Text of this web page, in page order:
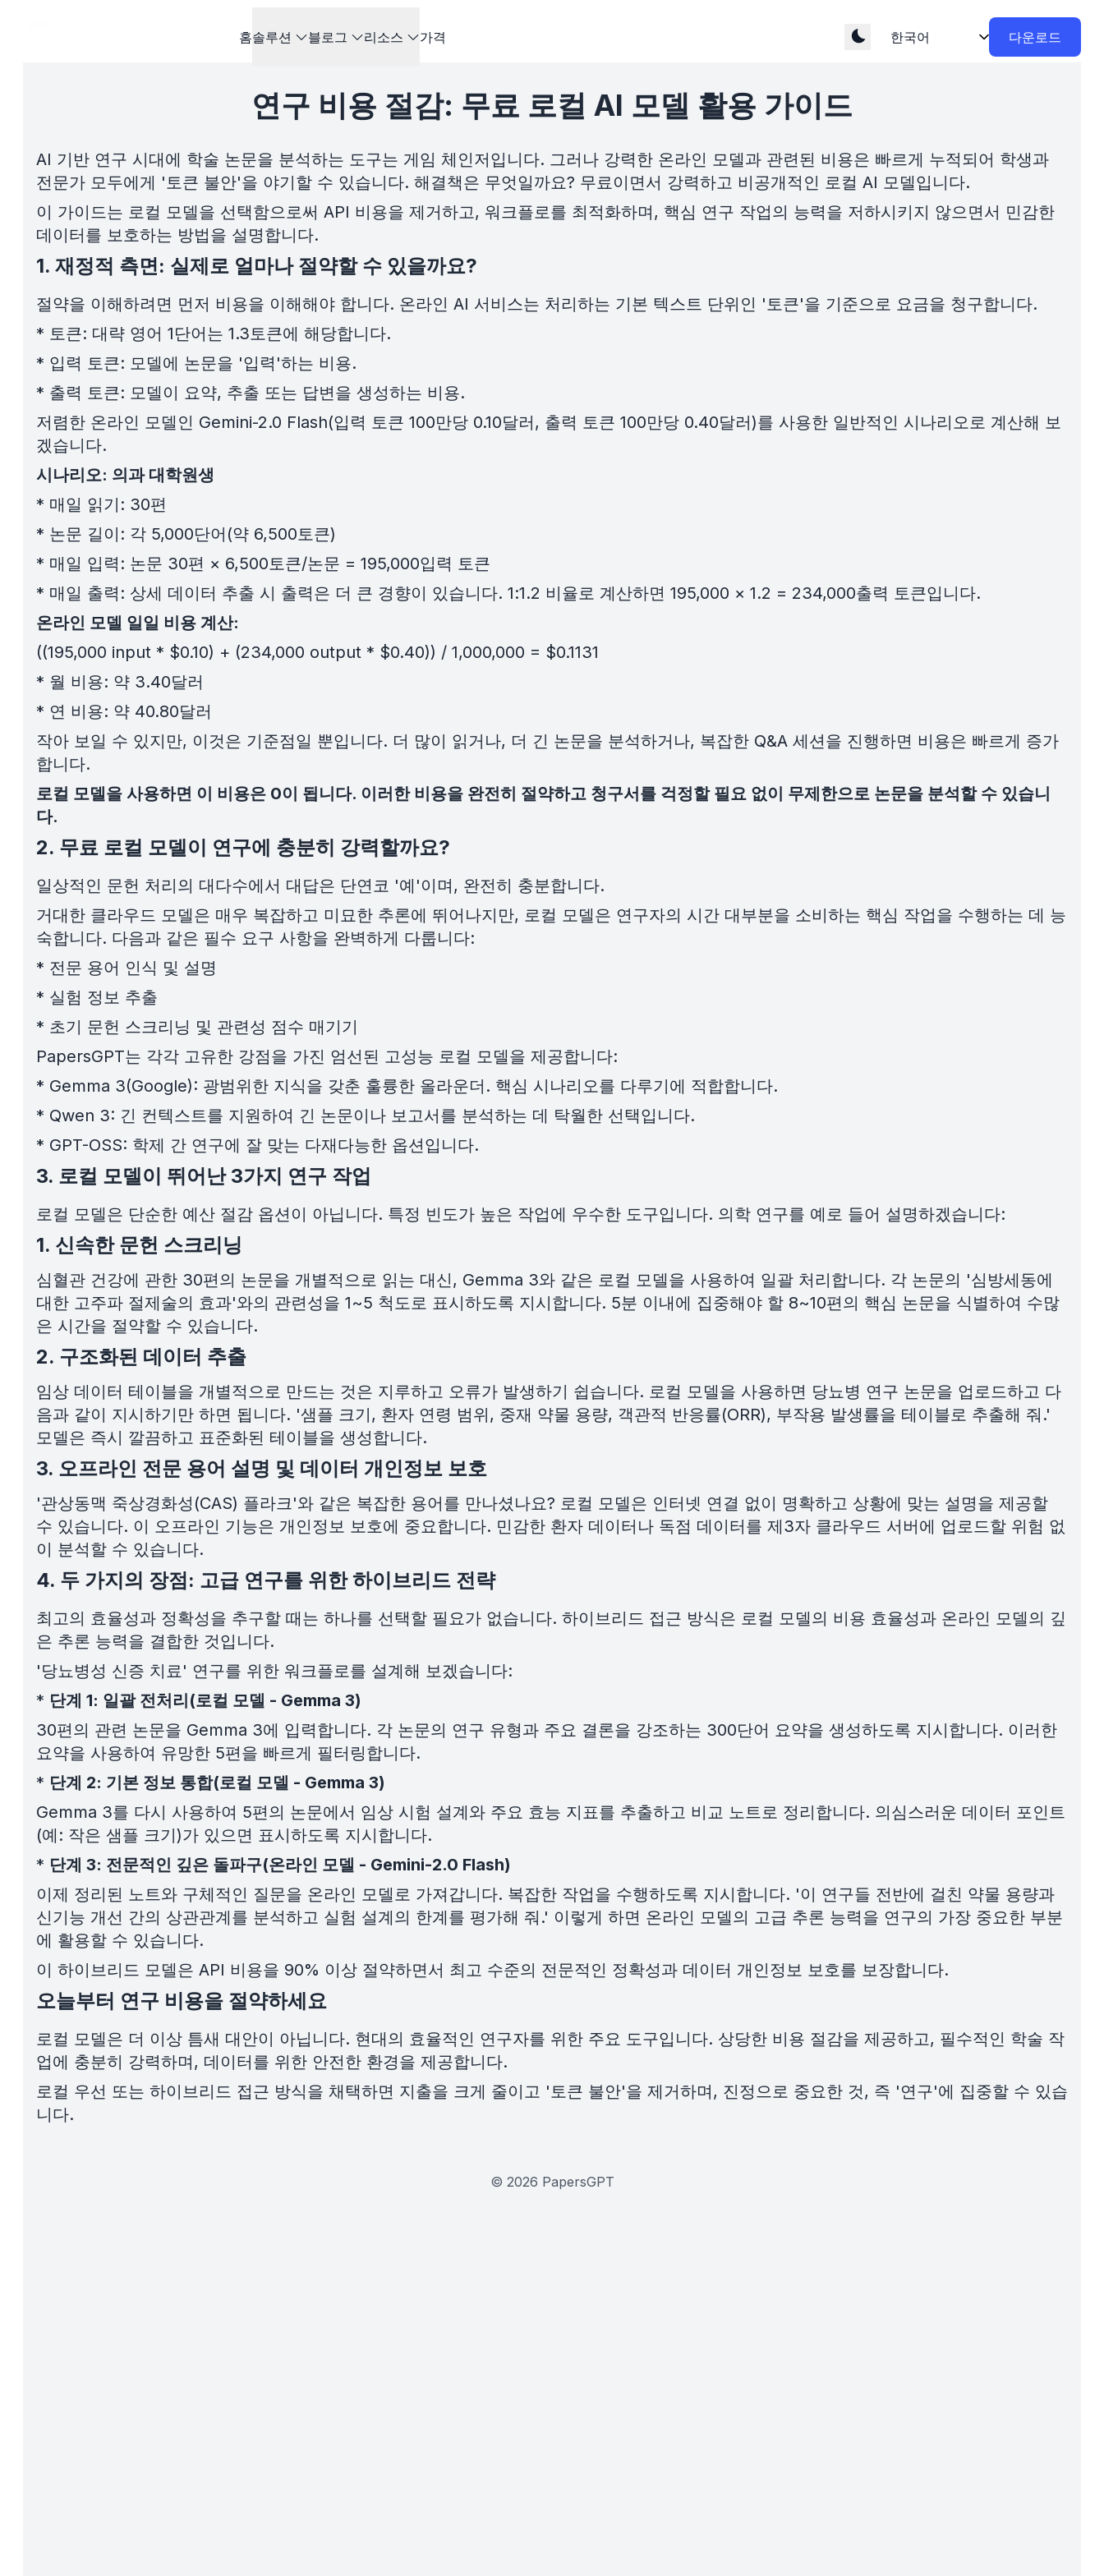
홈솔루션 블로그 리소스 가격 다운로드
연구 비용 절감: 무료 로컬 AI 모델 활용 가이드
AI 기반 연구 시대에 학술 논문을 분석하는 도구는 게임 체인저입니다. 그러나 강력한 온라인 모델과 관련된 비용은 빠르게 누적되어 학생과
전문가 모두에게 '토큰 불안'을 야기할 수 있습니다. 해결책은 무엇일까요? 무료이면서 강력하고 비공개적인 로컬 AI 모델입니다.
이 가이드는 로컬 모델을 선택함으로써 API 비용을 제거하고, 워크플로를 최적화하며, 핵심 연구 작업의 능력을 저하시키지 않으면서 민감한
데이터를 보호하는 방법을 설명합니다.
1. 재정적 측면: 실제로 얼마나 절약할 수 있을까요?
절약을 이해하려면 먼저 비용을 이해해야 합니다. 온라인 AI 서비스는 처리하는 기본 텍스트 단위인 '토큰'을 기준으로 요금을 청구합니다.
* 토큰: 대략 영어 1단어는 1.3토큰에 해당합니다.
* 입력 토큰: 모델에 논문을 '입력'하는 비용.
* 출력 토큰: 모델이 요약, 추출 또는 답변을 생성하는 비용.
저렴한 온라인 모델인 Gemini-2.0 Flash(입력 토큰 100만당 0.10달러, 출력 토큰 100만당 0.40달러)를 사용한 일반적인 시나리오로 계산해 보
겠습니다.
시나리오: 의과 대학원생
* 매일 읽기: 30편
* 논문 길이: 각 5,000단어(약 6,500토큰)
* 매일 입력: 논문 30편 × 6,500토큰/논문 = 195,000입력 토큰
* 매일 출력: 상세 데이터 추출 시 출력은 더 큰 경향이 있습니다. 1:1.2 비율로 계산하면 195,000 × 1.2 = 234,000출력 토큰입니다.
온라인 모델 일일 비용 계산:
((195,000 input * $0.10) + (234,000 output * $0.40)) / 1,000,000 = $0.1131
* 월 비용: 약 3.40달러
* 연 비용: 약 40.80달러
작아 보일 수 있지만, 이것은 기준점일 뿐입니다. 더 많이 읽거나, 더 긴 논문을 분석하거나, 복잡한 Q&A 세션을 진행하면 비용은 빠르게 증가
합니다.
로컬 모델을 사용하면 이 비용은 0이 됩니다. 이러한 비용을 완전히 절약하고 청구서를 걱정할 필요 없이 무제한으로 논문을 분석할 수 있습니
다.
2. 무료 로컬 모델이 연구에 충분히 강력할까요?
일상적인 문헌 처리의 대다수에서 대답은 단연코 '예'이며, 완전히 충분합니다.
거대한 클라우드 모델은 매우 복잡하고 미묘한 추론에 뛰어나지만, 로컬 모델은 연구자의 시간 대부분을 소비하는 핵심 작업을 수행하는 데 능
숙합니다. 다음과 같은 필수 요구 사항을 완벽하게 다룹니다:
* 전문 용어 인식 및 설명
* 실험 정보 추출
* 초기 문헌 스크리닝 및 관련성 점수 매기기
PapersGPT는 각각 고유한 강점을 가진 엄선된 고성능 로컬 모델을 제공합니다:
* Gemma 3(Google): 광범위한 지식을 갖춘 훌륭한 올라운더. 핵심 시나리오를 다루기에 적합합니다.
* Qwen 3: 긴 컨텍스트를 지원하여 긴 논문이나 보고서를 분석하는 데 탁월한 선택입니다.
* GPT-OSS: 학제 간 연구에 잘 맞는 다재다능한 옵션입니다.
3. 로컬 모델이 뛰어난 3가지 연구 작업
로컬 모델은 단순한 예산 절감 옵션이 아닙니다. 특정 빈도가 높은 작업에 우수한 도구입니다. 의학 연구를 예로 들어 설명하겠습니다:
1. 신속한 문헌 스크리닝
심혈관 건강에 관한 30편의 논문을 개별적으로 읽는 대신, Gemma 3와 같은 로컬 모델을 사용하여 일괄 처리합니다. 각 논문의 '심방세동에
대한 고주파 절제술의 효과'와의 관련성을 1~5 척도로 표시하도록 지시합니다. 5분 이내에 집중해야 할 8~10편의 핵심 논문을 식별하여 수많
은 시간을 절약할 수 있습니다.
2. 구조화된 데이터 추출
임상 데이터 테이블을 개별적으로 만드는 것은 지루하고 오류가 발생하기 쉽습니다. 로컬 모델을 사용하면 당뇨병 연구 논문을 업로드하고 다
음과 같이 지시하기만 하면 됩니다. '샘플 크기, 환자 연령 범위, 중재 약물 용량, 객관적 반응률(ORR), 부작용 발생률을 테이블로 추출해 줘.'
모델은 즉시 깔끔하고 표준화된 테이블을 생성합니다.
3. 오프라인 전문 용어 설명 및 데이터 개인정보 보호
'관상동맥 죽상경화성(CAS) 플라크'와 같은 복잡한 용어를 만나셨나요? 로컬 모델은 인터넷 연결 없이 명확하고 상황에 맞는 설명을 제공할
수 있습니다. 이 오프라인 기능은 개인정보 보호에 중요합니다. 민감한 환자 데이터나 독점 데이터를 제3자 클라우드 서버에 업로드할 위험 없
이 분석할 수 있습니다.
4. 두 가지의 장점: 고급 연구를 위한 하이브리드 전략
최고의 효율성과 정확성을 추구할 때는 하나를 선택할 필요가 없습니다. 하이브리드 접근 방식은 로컬 모델의 비용 효율성과 온라인 모델의 깊
은 추론 능력을 결합한 것입니다.
'당뇨병성 신증 치료' 연구를 위한 워크플로를 설계해 보겠습니다:
* 단계 1: 일괄 전처리(로컬 모델 - Gemma 3)
30편의 관련 논문을 Gemma 3에 입력합니다. 각 논문의 연구 유형과 주요 결론을 강조하는 300단어 요약을 생성하도록 지시합니다. 이러한
요약을 사용하여 유망한 5편을 빠르게 필터링합니다.
* 단계 2: 기본 정보 통합(로컬 모델 - Gemma 3)
Gemma 3를 다시 사용하여 5편의 논문에서 임상 시험 설계와 주요 효능 지표를 추출하고 비교 노트로 정리합니다. 의심스러운 데이터 포인트
(예: 작은 샘플 크기)가 있으면 표시하도록 지시합니다.
* 단계 3: 전문적인 깊은 돌파구(온라인 모델 - Gemini-2.0 Flash)
이제 정리된 노트와 구체적인 질문을 온라인 모델로 가져갑니다. 복잡한 작업을 수행하도록 지시합니다. '이 연구들 전반에 걸친 약물 용량과
신기능 개선 간의 상관관계를 분석하고 실험 설계의 한계를 평가해 줘.' 이렇게 하면 온라인 모델의 고급 추론 능력을 연구의 가장 중요한 부분
에 활용할 수 있습니다.
이 하이브리드 모델은 API 비용을 90% 이상 절약하면서 최고 수준의 전문적인 정확성과 데이터 개인정보 보호를 보장합니다.
오늘부터 연구 비용을 절약하세요
로컬 모델은 더 이상 틈새 대안이 아닙니다. 현대의 효율적인 연구자를 위한 주요 도구입니다. 상당한 비용 절감을 제공하고, 필수적인 학술 작
업에 충분히 강력하며, 데이터를 위한 안전한 환경을 제공합니다.
로컬 우선 또는 하이브리드 접근 방식을 채택하면 지출을 크게 줄이고 '토큰 불안'을 제거하며, 진정으로 중요한 것, 즉 '연구'에 집중할 수 있습
니다.
© 2026 PapersGPT